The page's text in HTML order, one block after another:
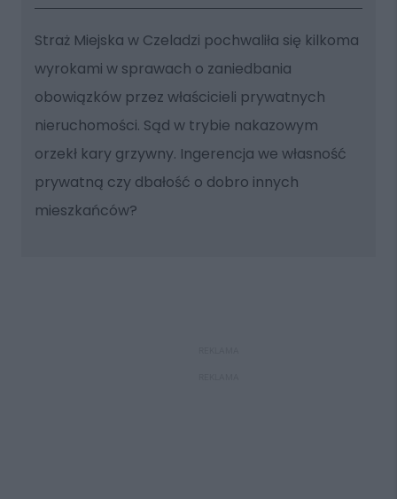
Straż Miejska w Czeladzi pochwaliła się kilkoma
wyrokami w sprawach o zaniedbania
obowiązków przez właścicieli prywatnych
nieruchomości. Sąd w trybie nakazowym
orzekł kary grzywny. Ingerencja we własność
prywatną czy dbałość o dobro innych
mieszkańców?